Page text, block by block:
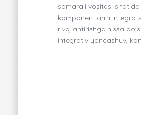
samarali vositasi
komponentlarini
rivojlantirishga hissa
integrativ yondashuv,